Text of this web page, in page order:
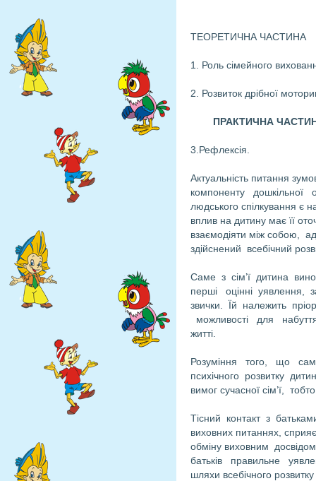
ТЕОРЕТИЧНА ЧАСТИНА
1. Роль сімейного
2. Розвиток дрібної
ПРАКТИЧНА
3.Рефлексія.
Актуальність питання
компоненту дошкільної
людського спілкування є
вплив на дитину має її
взаємодіяти між собою,
здійснений всебічний
Саме з сім’ї дитина
перші оцінні уявлення,
звички. Їй належить
можливості для
житті.
Розуміння того, що
психічного розвитку
вимог сучасної сім’ї,
Тісний контакт з
виховних питаннях,
обміну виховним
батьків правильне
шляхи всебічного